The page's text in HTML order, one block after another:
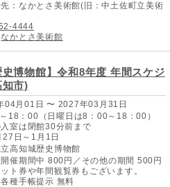
：なかとさ美術館(旧：中土佐町立美術
4444
なかとさ美術館
史博物館】令和8年度 年間スケジ
知市)
04月01日 〜 2027年03月31日
18：00（日曜日は8：00～18：00）
室は閉館30分前まで
日～1月1日
高知城歴史博物館
催期間中 800円／その他の期間 500円
ト券や年間観覧券もございます。
種手帳提示 無料